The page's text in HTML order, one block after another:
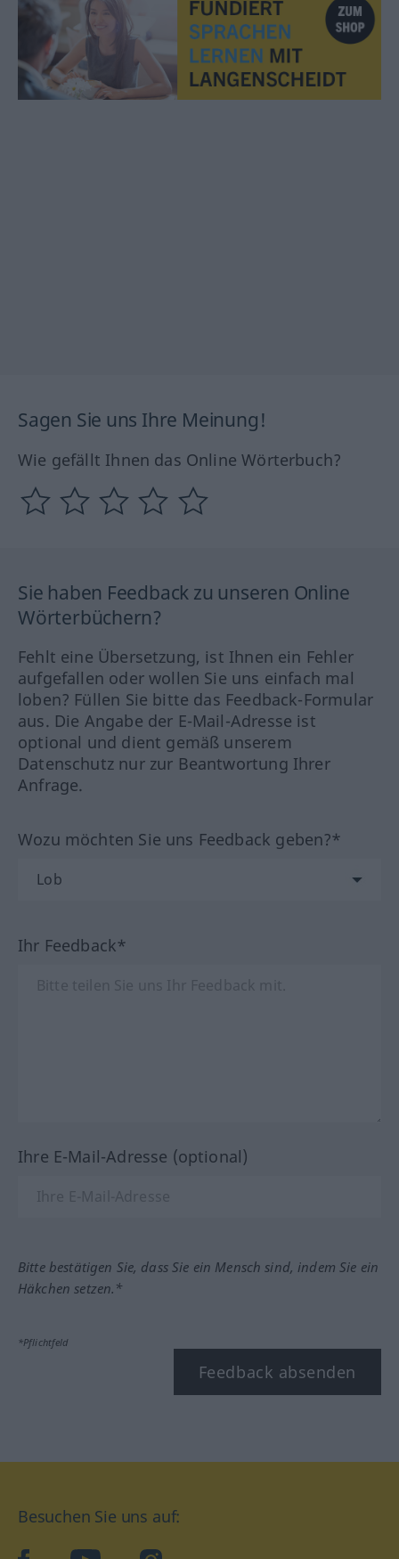
Sagen Sie uns Ihre Meinung!
Wie gefällt Ihnen das Online Wörterbuch?
Sie haben Feedback zu unseren Online
Wörterbüchern?
Fehlt eine Übersetzung, ist Ihnen ein Fehler
aufgefallen oder wollen Sie uns einfach mal
loben? Füllen Sie bitte das Feedback-Formular
aus. Die Angabe der E-Mail-Adresse ist
optional und dient gemäß unserem
Datenschutz nur zur Beantwortung Ihrer
Anfrage.
Wozu möchten Sie uns Feedback geben?*
Ihr Feedback*
Ihre E-Mail-Adresse (optional)
Bitte bestätigen Sie, dass Sie ein Mensch sind, indem Sie ein
Häkchen setzen.*
*Pflichtfeld
Feedback absenden
Besuchen Sie uns auf: